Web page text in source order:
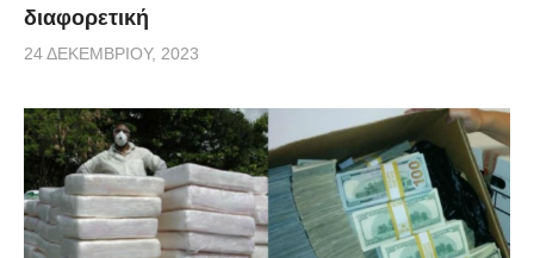
διαφορετική
24 ΔΕΚΕΜΒΡΊΟΥ, 2023